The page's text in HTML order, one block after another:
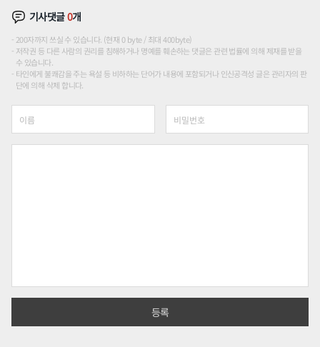
기사댓글0개
200자까지 쓰실 수 있습니다. (현재 0 byte / 최대 400byte)
저작권 등 다른 사람의 권리를 침해하거나 명예를 훼손하는 댓글은 관련 법률에 의해 제재를 받을
수 있습니다.
타인에게 불쾌감을 주는 욕설 등 비하하는 단어가 내용에 포함되거나 인신공격성 글은 관리자의 판
단에 의해 삭제 합니다.